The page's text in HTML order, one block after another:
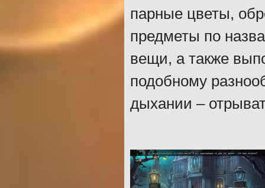
парные цветы,
предметы по
вещи, а также
подобному
дыхании –